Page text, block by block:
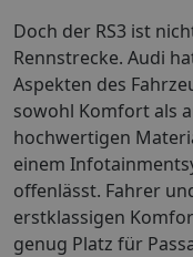
Doch der RS3 ist
Rennstrecke. Audi
Aspekten des
sowohl Komfort als
hochwertigen
einem
offenlässt. Fahrer
erstklassigen
genug Platz für